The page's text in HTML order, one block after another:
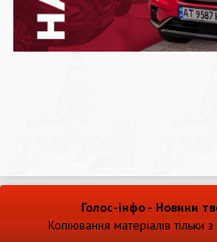
Голос-інфо - Новини
Копіювання матеріалів